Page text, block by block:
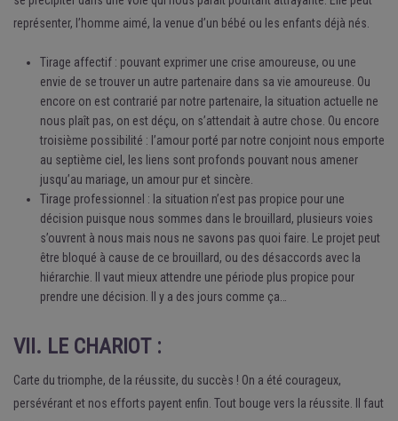
représenter, l’homme aimé, la venue d’un bébé ou les enfants déjà nés.
Tirage affectif : pouvant exprimer une crise amoureuse, ou une
envie de se trouver un autre partenaire dans sa vie amoureuse. Ou
encore on est contrarié par notre partenaire, la situation actuelle ne
nous plaît pas, on est déçu, on s’attendait à autre chose. Ou encore
troisième possibilité : l’amour porté par notre conjoint nous emporte
au septième ciel, les liens sont profonds pouvant nous amener
jusqu’au mariage, un amour pur et sincère.
Tirage professionnel : la situation n’est pas propice pour une
décision puisque nous sommes dans le brouillard, plusieurs voies
s’ouvrent à nous mais nous ne savons pas quoi faire. Le projet peut
être bloqué à cause de ce brouillard, ou des désaccords avec la
hiérarchie. Il vaut mieux attendre une période plus propice pour
prendre une décision. Il y a des jours comme ça…
VII. LE CHARIOT :
Carte du triomphe, de la réussite, du succès ! On a été courageux,
persévérant et nos efforts payent enfin. Tout bouge vers la réussite. Il faut